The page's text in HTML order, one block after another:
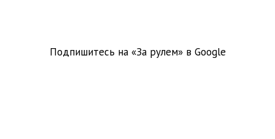
Подпишитесь на «За рулем» в Google